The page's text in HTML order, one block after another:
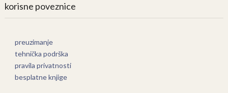
korisne poveznice
preuzimanje
tehnička podrška
pravila privatnosti
besplatne knjige